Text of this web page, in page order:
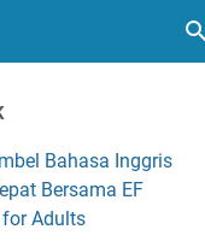
Bahasa Inggris
Bersama EF
for Adults